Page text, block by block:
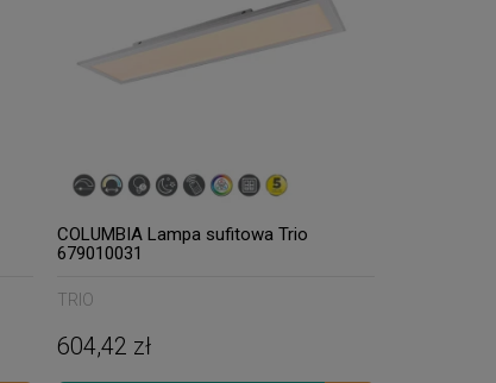
COLUMBIA Lampa sufitowa Trio
679010031
TRIO
604,42 zł